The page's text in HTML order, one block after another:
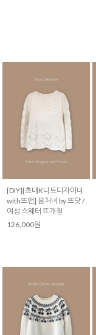
[DIY][초대K니트디자이너
with뜨앤] 봄처녀 by 뜨닷 /
여성 스웨터 뜨개질
126,000원